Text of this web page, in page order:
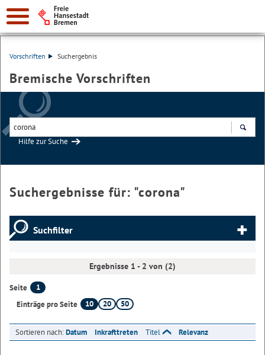
Vorschriften Suchergebnis
Bremische Vorschriften
Hilfe zur Suche
Suchergebnisse für: "corona"
Suchfilter
Ergebnisse 1 - 2 von (2)
Seite
1
Einträge pro Seite
10 20 50
Sortieren nach:Datum Inkrafttreten Titel Relevanz